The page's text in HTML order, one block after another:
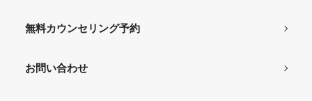
無料カウンセリング予約
お問い合わせ